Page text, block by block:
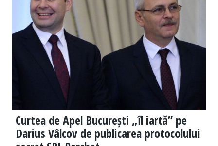
Curtea de Apel București „îl iartă” pe
Darius Vâlcov de publicarea protocolului